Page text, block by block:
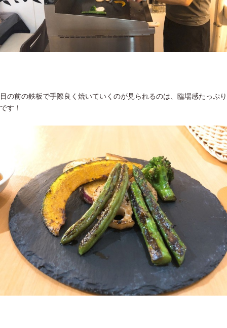
目の前の鉄板で手際良く焼いていくのが見られるのは、臨場感たっぷり
です！